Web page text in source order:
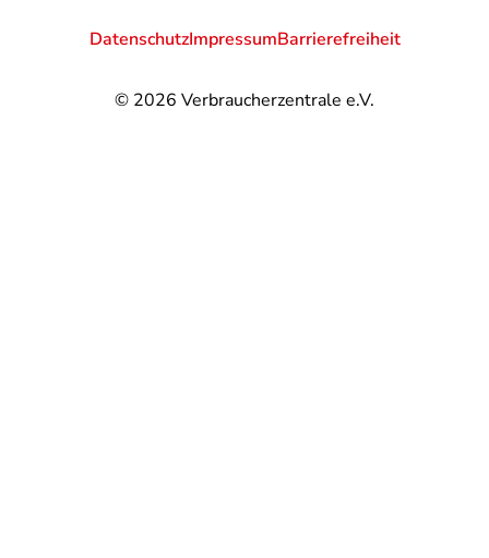
© 2026 Verbraucherzentrale e.V.
DatenschutzImpressumBarrierefreiheit